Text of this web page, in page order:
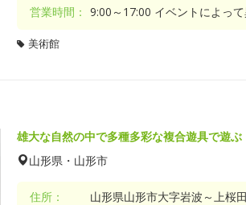
営業時間： 9:00～17:00 イベントによっ
美術館
雄大な自然の中で多種多彩な複合遊具で遊ぶ
山形県・山形市
住所：
山形県山形市大字岩波～上桜田